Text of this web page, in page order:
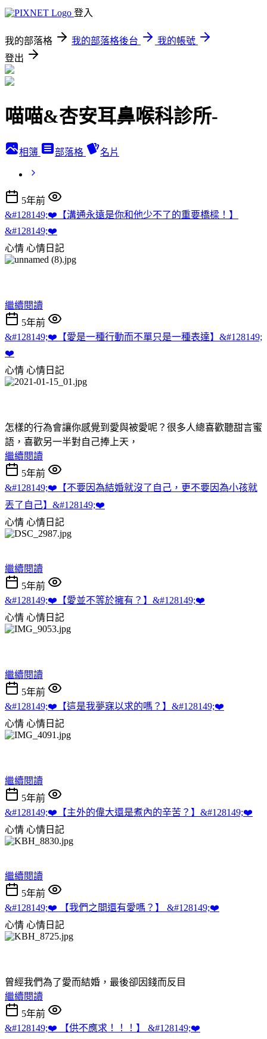
登入
我的部落格 我的部落格後台
我的帳號
登出
喵喵&杏安耳鼻喉科診所-
相簿 部落格 名片
5年前
&#128149;❤️【溝通永遠是你和他少不了的重要橋樑！】
&#128149;❤️
心情 心情日記
繼續閱讀
5年前
&#128149;❤️【愛是一種行動而不單只是一種表達】&#128149;
❤️
心情 心情日記
怎樣的行為會讓你感覺到愛與被愛呢？很多人總喜歡聽甜言蜜
語，喜歡另一半對自己捧上天，
繼續閱讀
5年前
&#128149;❤️【不要因為結婚就沒了自己，更不要因為小孩就
丟了自己】&#128149;❤️
心情 心情日記
繼續閱讀
5年前
&#128149;❤️【愛並不等於擁有？】&#128149;❤️
心情 心情日記
繼續閱讀
5年前
&#128149;❤️【這是我夢寐以求的嗎？】&#128149;❤️
心情 心情日記
繼續閱讀
5年前
&#128149;❤️【主外的偉大還是煮內的辛苦？】&#128149;❤️
心情 心情日記
繼續閱讀
5年前
&#128149;❤️ 【我們之間還有愛嗎？】 &#128149;❤️
心情 心情日記
曾經我們為了愛而結婚，最後卻因錢而反目
繼續閱讀
5年前
&#128149;❤️ 【供不應求！！！】 &#128149;❤️